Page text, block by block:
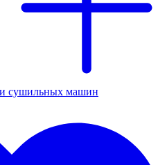
и сушильных машин